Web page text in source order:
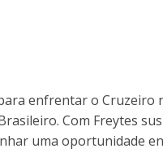
enfrentar o Cruzeiro
Com Freytes
uma oportunidade